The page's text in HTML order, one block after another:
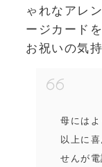
ゃれなアレ
ージカード
お祝いの気
母には
以上に
せんが